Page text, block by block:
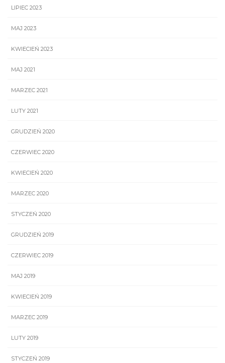
LIPIEC 2023
MAJ 2023
KWIECIEŃ 2023
MAJ 2021
MARZEC 2021
LUTY 2021
GRUDZIEŃ 2020
CZERWIEC 2020
KWIECIEŃ 2020
MARZEC 2020
STYCZEŃ 2020
GRUDZIEŃ 2019
CZERWIEC 2019
MAJ 2019
KWIECIEŃ 2019
MARZEC 2019
LUTY 2019
STYCZEŃ 2019